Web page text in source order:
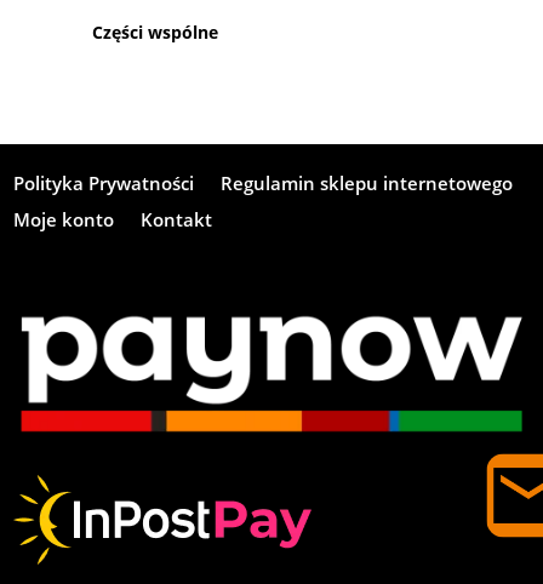
Części wspólne
Polityka Prywatności
Regulamin sklepu internetowego
Moje konto
Kontakt